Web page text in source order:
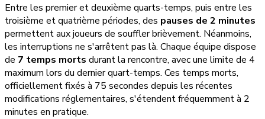
Entre les premier et deuxième quarts-temps, puis entre les
troisième et quatrième périodes, des pauses de 2 minutes
permettent aux joueurs de souffler brièvement. Néanmoins,
les interruptions ne s'arrêtent pas là. Chaque équipe dispose
de 7 temps morts durant la rencontre, avec une limite de 4
maximum lors du dernier quart-temps. Ces temps morts,
officiellement fixés à 75 secondes depuis les récentes
modifications réglementaires, s'étendent fréquemment à 2
minutes en pratique.